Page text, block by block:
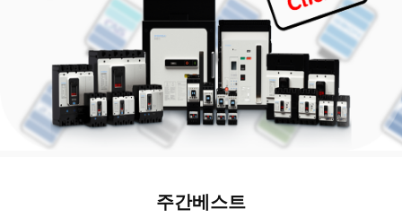
주간베스트